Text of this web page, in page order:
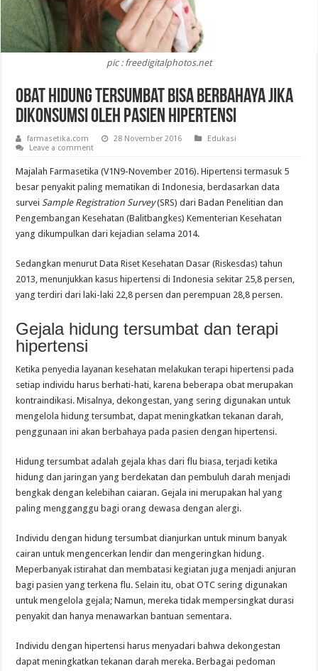
pic : freedigitalphotos.net
Obat Hidung Tersumbat Bisa Berbahaya Jika
Dikonsumsi Oleh Pasien Hipertensi
farmasetika.com 28 November 2016
Edukasi
Leave a comment
Majalah Farmasetika (V1N9-November 2016). Hipertensi termasuk 5
besar penyakit paling mematikan di Indonesia, berdasarkan data
surveiSample Registration Survey(SRS) dari Badan Penelitian dan
Pengembangan Kesehatan (Balitbangkes) Kementerian Kesehatan
yang dikumpulkan dari kejadian selama 2014.
Sedangkan menurut Data Riset Kesehatan Dasar (Riskesdas) tahun
2013, menunjukkan kasus hipertensi di Indonesia sekitar 25,8 persen,
yang terdiri dari laki-laki 22,8 persen dan perempuan 28,8 persen.
Gejala hidung tersumbat dan terapi
hipertensi
Ketika penyedia layanan kesehatan melakukan terapi hipertensi pada
setiap individu harus berhati-hati, karena beberapa obat merupakan
kontraindikasi. Misalnya, dekongestan, yang sering digunakan untuk
mengelola hidung tersumbat, dapat meningkatkan tekanan darah,
penggunaan ini akan berbahaya pada pasien dengan hipertensi.
Hidung tersumbat adalah gejala khas dari flu biasa, terjadi ketika
hidung dan jaringan yang berdekatan dan pembuluh darah menjadi
bengkak dengan kelebihan caiaran. Gejala ini merupakan hal yang
paling mengganggu bagi orang dewasa dengan alergi.
Individu dengan hidung tersumbat dianjurkan untuk minum banyak
cairan untuk mengencerkan lendir dan mengeringkan hidung.
Meperbanyak istirahat dan membatasi kegiatan juga menjadi anjuran
bagi pasien yang terkena flu. Selain itu, obat OTC sering digunakan
untuk mengelola gejala; Namun, mereka tidak mempersingkat durasi
penyakit dan hanya menawarkan bantuan sementara.
Individu dengan hipertensi harus menyadari bahwa dekongestan
dapat meningkatkan tekanan darah mereka. Berbagai pedoman